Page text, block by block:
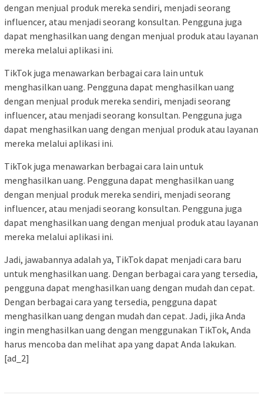
dengan menjual produk mereka sendiri, menjadi seorang
influencer, atau menjadi seorang konsultan. Pengguna juga
dapat menghasilkan uang dengan menjual produk atau layanan
mereka melalui aplikasi ini.
TikTok juga menawarkan berbagai cara lain untuk
menghasilkan uang. Pengguna dapat menghasilkan uang
dengan menjual produk mereka sendiri, menjadi seorang
influencer, atau menjadi seorang konsultan. Pengguna juga
dapat menghasilkan uang dengan menjual produk atau layanan
mereka melalui aplikasi ini.
TikTok juga menawarkan berbagai cara lain untuk
menghasilkan uang. Pengguna dapat menghasilkan uang
dengan menjual produk mereka sendiri, menjadi seorang
influencer, atau menjadi seorang konsultan. Pengguna juga
dapat menghasilkan uang dengan menjual produk atau layanan
mereka melalui aplikasi ini.
Jadi, jawabannya adalah ya, TikTok dapat menjadi cara baru
untuk menghasilkan uang. Dengan berbagai cara yang tersedia,
pengguna dapat menghasilkan uang dengan mudah dan cepat.
Dengan berbagai cara yang tersedia, pengguna dapat
menghasilkan uang dengan mudah dan cepat. Jadi, jika Anda
ingin menghasilkan uang dengan menggunakan TikTok, Anda
harus mencoba dan melihat apa yang dapat Anda lakukan.
[ad_2]